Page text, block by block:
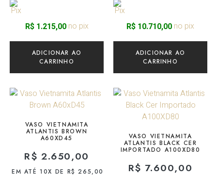
R$1.215,00no pix
ADICIONAR AO
CARRINHO
R$ 10.710,00 no pix
ADICIONAR AO
CARRINHO
VASO VIETNAMITA
ATLANTIS BROWN
A60XD45
R$ 2.650,00
EM ATÉ 10X DE R$ 265,00
VASO VIETNAMITA
ATLANTIS BLACK CER
IMPORTADO A100XD80
R$ 7.600,00